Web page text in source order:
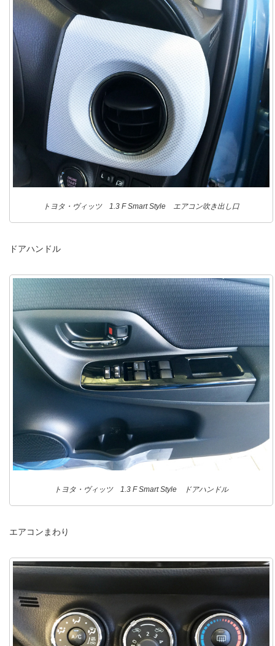
トヨタ・ヴィッツ 1.3 F Smart Style エアコン吹き出し口
ドアハンドル
トヨタ・ヴィッツ 1.3 F Smart Style ドアハンドル
エアコンまわり